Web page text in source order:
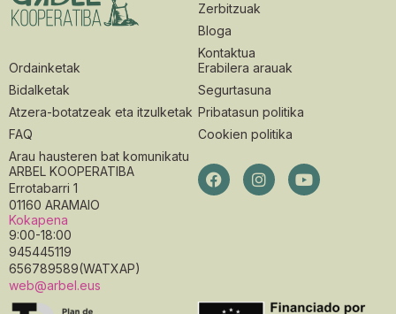
Zerbitzuak
Bloga
Kontaktua
Ordainketak
Bidalketak
Atzera-botatzeak eta itzulketak
FAQ
Arau hausteren bat komunikatu
Erabilera arauak
Segurtasuna
Pribatasun politika
Cookien politika
ARBEL KOOPERATIBA
Errotabarri 1
01160 ARAMAIO
Kokapena
9:00-18:00
945445119
656789589(WATXAP)
web@arbel.eus